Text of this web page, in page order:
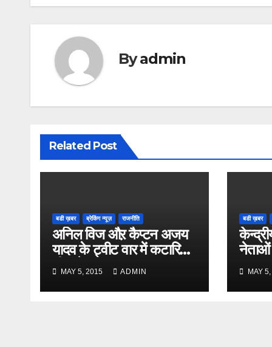
Byadmin
Related Post
बडी ख़बर ब्रेकिंग न्यूज़ राजनीति
अनिल विज औऱ कैप्टन अजय
यादव के ट्वीट वार में कटारिया
भी कूदे
MAY 5, 2015 ADMIN
बडी ख़बर
नेताओं
MAY